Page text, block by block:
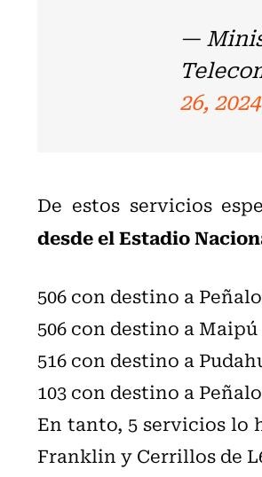
—
26, 2024
De estos servicios
desde el Estadio
506 con destino a
506 con destino a Maipú
516 con destino a
103 con destino a
En tanto, 5 servicios lo
Franklin y Cerrillos de